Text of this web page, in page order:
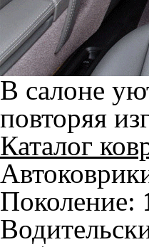
В салоне
повторяя
Каталог
Поколение: